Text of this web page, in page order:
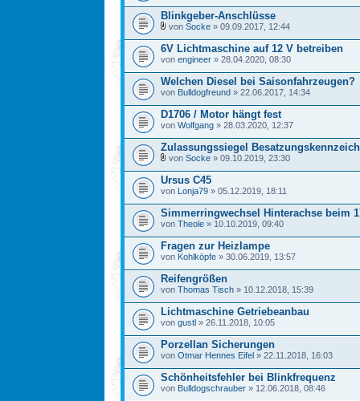
Blinkgeber-Anschlüsse
von Socke » 09.09.2017, 12:44
6V Lichtmaschine auf 12 V betreiben
von engineer » 28.04.2020, 08:30
Welchen Diesel bei Saisonfahrzeugen?
von Bulldogfreund » 22.06.2017, 14:34
D1706 / Motor hängt fest
von Wolfgang » 28.03.2020, 12:37
Zulassungssiegel
von Socke » 09.10.2019, 23:30
Ursus C45
von Lonja79 » 05.12.2019, 18:11
Simmerringwechsel Hinterachse beim
von Theole » 10.10.2019, 09:40
Fragen zur Heizlampe
von Kohlköpfe » 30.06.2019, 13:57
Reifengrößen
von Thomas Tisch » 10.12.2018, 15:39
Lichtmaschine Getriebeanbau
von gustl » 26.11.2018, 10:05
Porzellan Sicherungen
von Otmar Hennes Eifel » 22.11.2018, 16:03
Schönheitsfehler bei Blinkfrequenz
von Bulldogschrauber » 12.06.2018, 08:46